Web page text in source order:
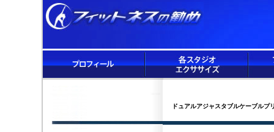
ドュアルアジャスタブルケーブルプ